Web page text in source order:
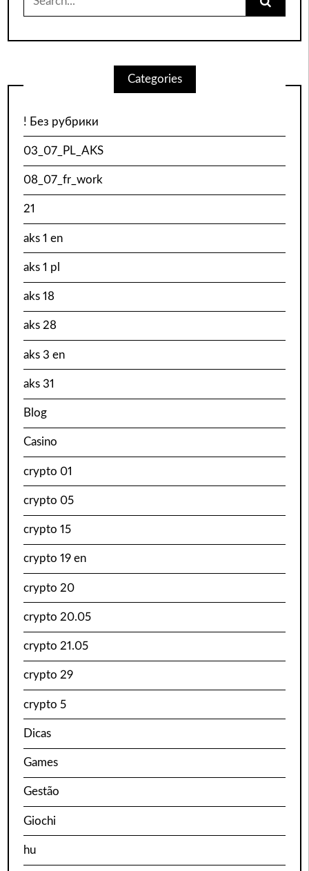
for:
Categories
! Без рубрики
03_07_PL_AKS
08_07_fr_work
21
aks 1 en
aks 1 pl
aks 18
aks 28
aks 3 en
aks 31
Blog
Casino
crypto 01
crypto 05
crypto 15
crypto 19 en
crypto 20
crypto 20.05
crypto 21.05
crypto 29
crypto 5
Dicas
Games
Gestão
Giochi
hu